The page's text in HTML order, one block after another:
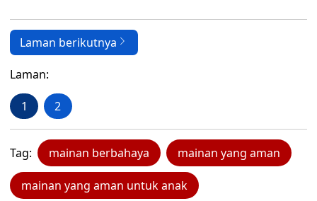
Laman berikutnya
Laman:
1 2
Tag: mainan berbahaya mainan yang aman
mainan yang aman untuk anak